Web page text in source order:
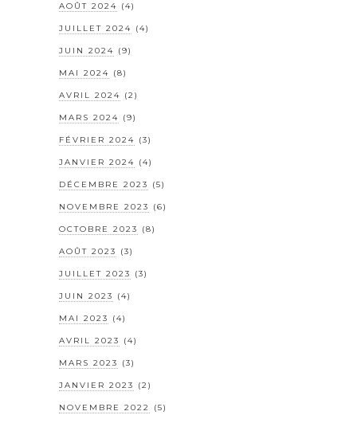
AOÛT 2024 (4)
JUILLET 2024 (4)
JUIN 2024 (9)
MAI 2024 (8)
AVRIL 2024 (2)
MARS 2024 (9)
FÉVRIER 2024 (3)
JANVIER 2024 (4)
DÉCEMBRE 2023 (5)
NOVEMBRE 2023 (6)
OCTOBRE 2023 (8)
AOÛT 2023 (3)
JUILLET 2023 (3)
JUIN 2023 (4)
MAI 2023 (4)
AVRIL 2023 (4)
MARS 2023 (3)
JANVIER 2023 (2)
NOVEMBRE 2022 (5)